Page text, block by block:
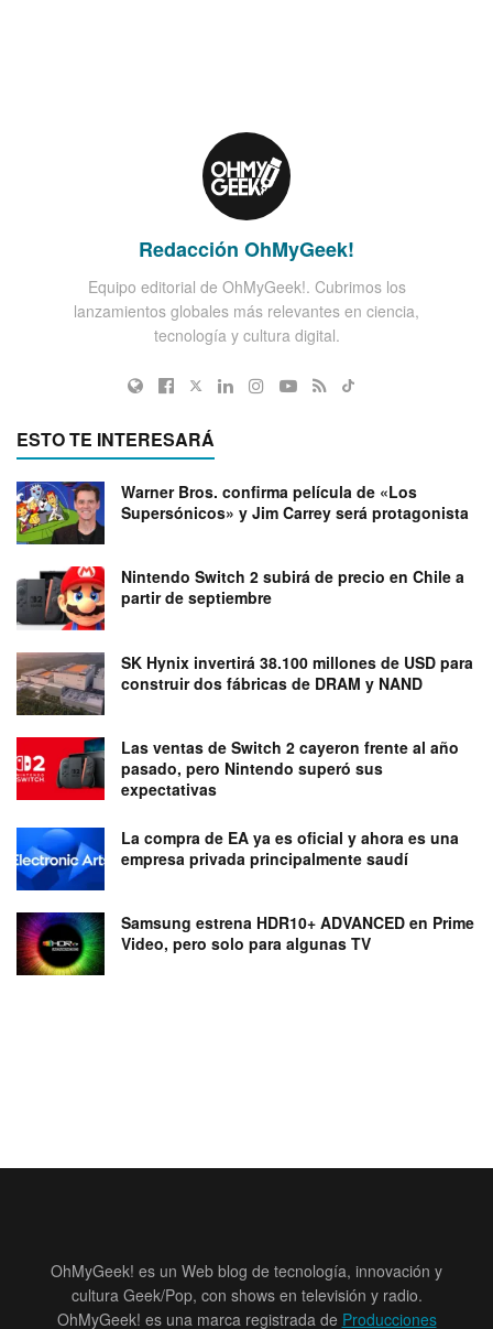
Redacción OhMyGeek!
Equipo editorial de OhMyGeek!. Cubrimos los
lanzamientos globales más relevantes en ciencia,
tecnología y cultura digital.
ESTO TE INTERESARÁ
Warner Bros. confirma película de «Los
Supersónicos» y Jim Carrey será protagonista
Nintendo Switch 2 subirá de precio en Chile a
partir de septiembre
SK Hynix invertirá 38.100 millones de USD para
construir dos fábricas de DRAM y NAND
Las ventas de Switch 2 cayeron frente al año
pasado, pero Nintendo superó sus
expectativas
La compra de EA ya es oficial y ahora es una
empresa privada principalmente saudí
Samsung estrena HDR10+ ADVANCED en Prime
Video, pero solo para algunas TV
OhMyGeek! es un Web blog de tecnología, innovación y
cultura Geek/Pop, con shows en televisión y radio.
OhMyGeek! es una marca registrada de Producciones